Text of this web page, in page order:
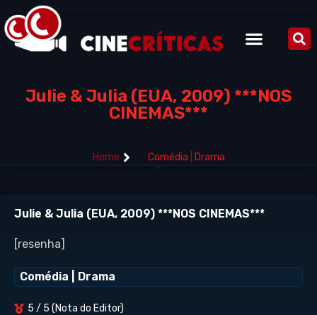
Julie & Julia (EUA, 2009) ***NOS
CINEMAS***
Home Comédia Drama
Julie & Julia (EUA, 2009) ***NOS CINEMAS***
[resenha]
Comédia Drama
5 / 5 (Nota do Editor)